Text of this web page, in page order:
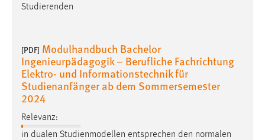
Studierenden
[PDF] Modulhandbuch Bachelor
Ingenieurpädagogik – Berufliche Fachrichtung
Elektro- und Informationstechnik für
Studienanfänger ab dem Sommersemester
2024
Relevanz:
in dualen Studienmodellen entsprechen den normalen